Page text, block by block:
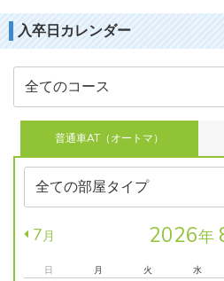
入卒日カレンダー
普通車AT（オートマ）
7月 2026年
日 月 火 水